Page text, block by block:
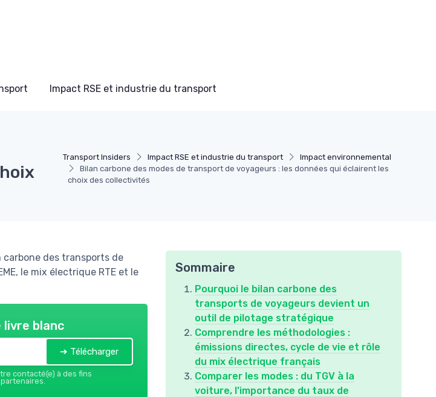
Impact RSE et industrie du transport
Transport Insiders Impact RSE et industrie du transport
Impact environnemental
Bilan carbone des modes de transport de voyageurs : les données qui éclairent les
choix des collectivités
des transports de
le mix électrique RTE et le
blanc
➔ Télécharger
contacté(e) à des fins
Sommaire
Pourquoi le bilan carbone des
transports de voyageurs devient un
outil de pilotage stratégique
Comprendre les méthodologies :
émissions directes, cycle de vie et rôle
du mix électrique français
Comparer les modes : du TGV à la
voiture, l’importance du taux de